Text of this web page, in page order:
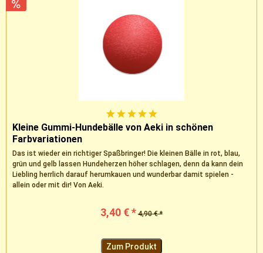
Kleine Gummi-Hundebälle von Aeki in schönen
Farbvariationen
Das ist wieder ein richtiger Spaßbringer! Die kleinen Bälle in rot, blau,
grün und gelb lassen Hundeherzen höher schlagen, denn da kann dein
Liebling herrlich darauf herumkauen und wunderbar damit spielen -
allein oder mit dir! Von Aeki.
3,40 € * 4,90 € *
Zum Produkt